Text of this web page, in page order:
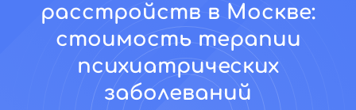
расстройств в Москве:
стоимость терапии
психиатрических
заболеваний